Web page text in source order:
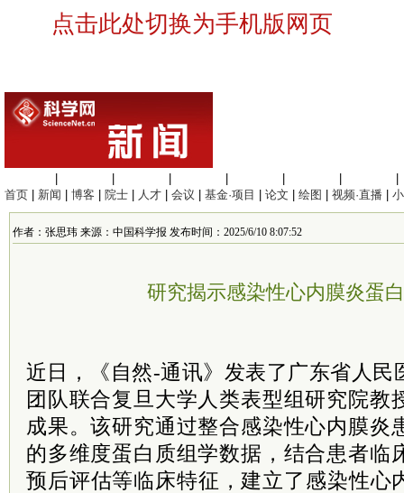
点击此处切换为手机版网页
首页
新闻 博客 院士 人才 会议 基金·项目 论文 绘图 视频·直播
作者：张思玮 来源：中国科学报 发布时间：2025/6/10 8:07:52
研究揭示感染性心内膜炎蛋
近日，《自然-通讯》发表了广东省人民
团队联合复旦大学人类表型组研究院教
成果。该研究通过整合感染性心内膜炎
的多维度蛋白质组学数据，结合患者临
预后评估等临床特征，建立了感染性心